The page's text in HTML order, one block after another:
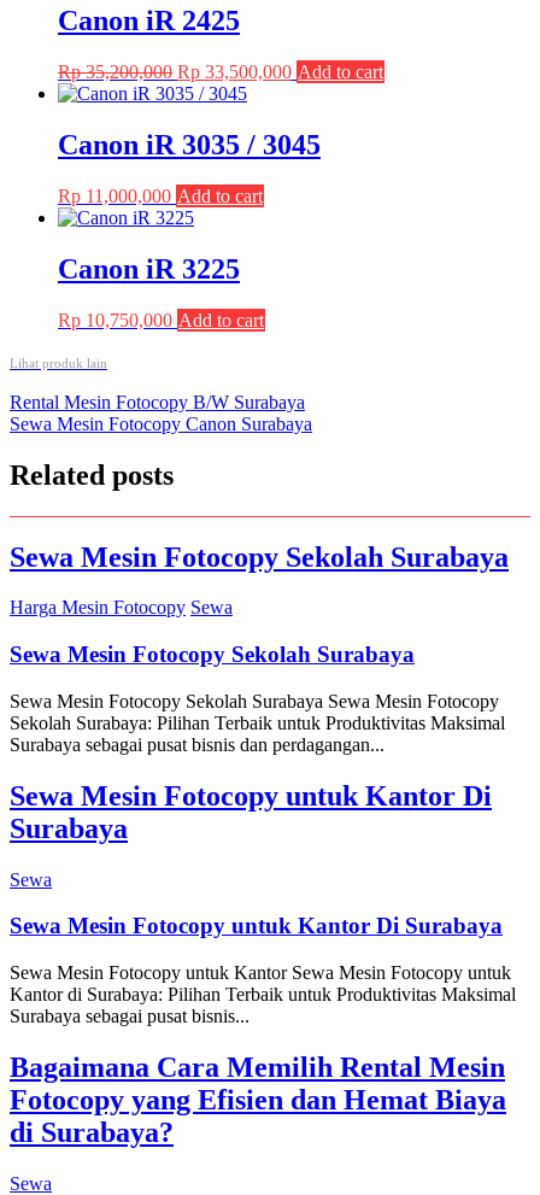
Rp 12,500,000.
Canon iR 2425
Rp35,200,000 Original
price
Rp 35,200,000.
Rp 33,500,000Current
Rp 33,500,000.
Add to cart
Canon iR 3035 / 3045
Rp 11,000,000 Add to cart
Canon iR 3225
Rp 10,750,000 Add to cart
Lihat produk lain
Post
navigation
Rental Mesin Fotocopy B/W Surabaya
Sewa Mesin Fotocopy Canon Surabaya
Related posts
Sewa Mesin Fotocopy Sekolah Surabaya
Harga Mesin Fotocopy Sewa
Sewa Mesin Fotocopy Sekolah Surabaya
Sewa Mesin Fotocopy Sekolah Surabaya Sewa Mesin Fotocopy
Sekolah Surabaya: Pilihan Terbaik untuk Produktivitas Maksimal
Surabaya sebagai pusat bisnis dan perdagangan...
Sewa Mesin Fotocopy untuk Kantor Di
Surabaya
Sewa
Sewa Mesin Fotocopy untuk Kantor Di Surabaya
Sewa Mesin Fotocopy untuk Kantor Sewa Mesin Fotocopy untuk
Kantor di Surabaya: Pilihan Terbaik untuk Produktivitas Maksimal
Surabaya sebagai pusat bisnis...
Bagaimana Cara Memilih Rental Mesin
Fotocopy yang Efisien dan Hemat Biaya
di Surabaya?
Sewa